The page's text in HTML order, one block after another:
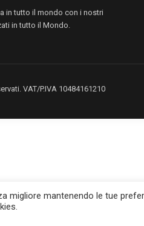
in tutto il mondo con i nostri
in tutto il Mondo.
VAT/P.IVA 10484161210
mantenendo le tue